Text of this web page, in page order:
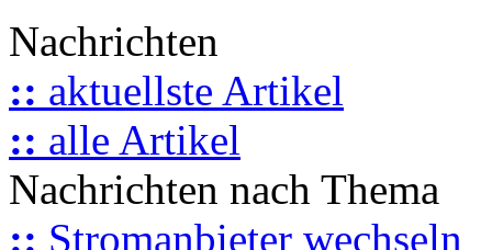
Nachrichten
:: aktuellste Artikel
:: alle Artikel
Nachrichten nach Thema
:: Stromanbieter wechseln